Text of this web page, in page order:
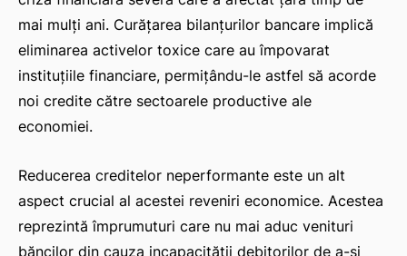
mai mulți ani. Curățarea bilanțurilor bancare implică
eliminarea activelor toxice care au împovarat
instituțiile financiare, permițându-le astfel să acorde
noi credite către sectoarele productive ale
economiei.
Reducerea creditelor neperformante este un alt
aspect crucial al acestei reveniri economice. Acestea
reprezintă împrumuturi care nu mai aduc venituri
băncilor din cauza incapacității debitorilor de a-și